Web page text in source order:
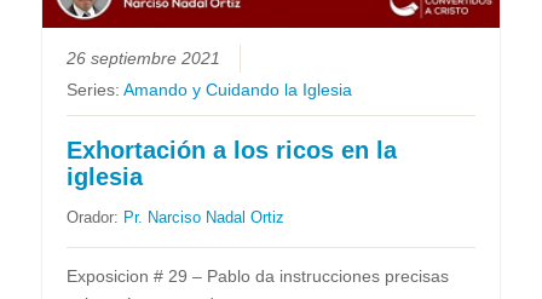
26 septiembre 2021
Series:Amando y Cuidando la Iglesia
Exhortación a los ricos en la
iglesia
Orador: Pr. Narciso Nadal Ortiz
Exposicion # 29 – Pablo da instrucciones precisas